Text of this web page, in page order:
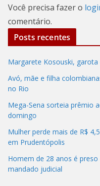
Você precisa fazer o
comentário.
Posts recentes
Margarete Kosouski, garota
Avó, mãe e filha
no Rio
Mega-Sena sorteia prêmio
domingo
Mulher perde mais de R$
em Prudentópolis
Homem de 28 anos é
mandado judicial